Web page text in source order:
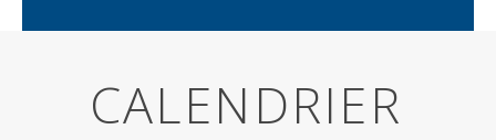
CALENDRIER